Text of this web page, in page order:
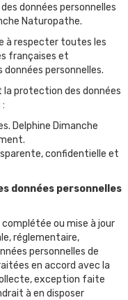
données personnelles
Naturopathe.
à respecter toutes les
françaises et
personnelles.
protection des données
Delphine Dimanche
confidentielle et
données personnelles
ou mise à jour
réglementaire,
personnelles de
en accord avec la
exception faite
à en disposer